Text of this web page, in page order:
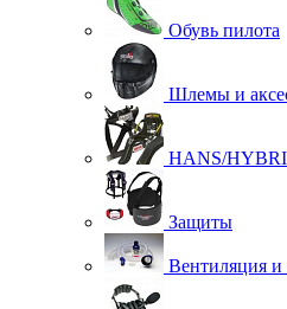
Обувь пилота
Шлемы и
HANS/
Защиты
Вентиляция и